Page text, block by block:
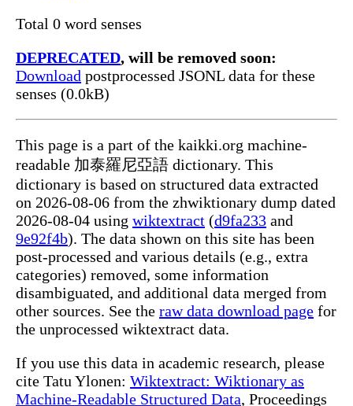
Total 0 word senses
DEPRECATED, will be removed soon:
Download postprocessed JSONL data for these
senses (0.0kB)
This page is a part of the kaikki.org machine-
readable 加泰羅尼亞語 dictionary. This
dictionary is based on structured data extracted
on 2026-08-06 from the zhwiktionary dump dated
2026-08-04 using wiktextract (d9fa233 and
9e92f4b). The data shown on this site has been
post-processed and various details (e.g., extra
categories) removed, some information
disambiguated, and additional data merged from
other sources. See the raw data download page for
the unprocessed wiktextract data.
If you use this data in academic research, please
cite Tatu Ylonen: Wiktextract: Wiktionary as
Machine-Readable Structured Data, Proceedings